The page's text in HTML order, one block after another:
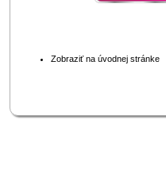
Zobraziť na úvodnej stránke